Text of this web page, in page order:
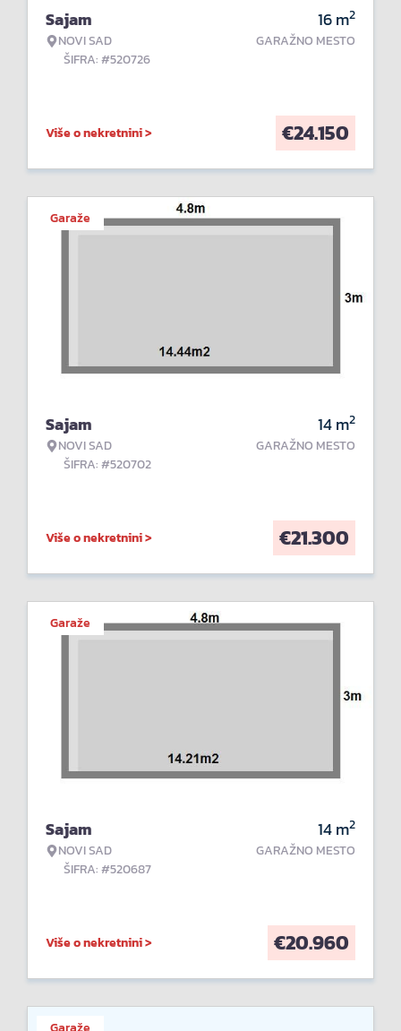
Sajam
NOVI SAD
ŠIFRA: #520726
16m2
GARAŽNO MESTO
Više o nekretnini > €24.150
Garaže
Sajam
NOVI SAD
ŠIFRA: #520702
14m2
GARAŽNO MESTO
Više o nekretnini > €21.300
Garaže
Sajam
NOVI SAD
ŠIFRA: #520687
14m2
GARAŽNO MESTO
Više o nekretnini > €20.960